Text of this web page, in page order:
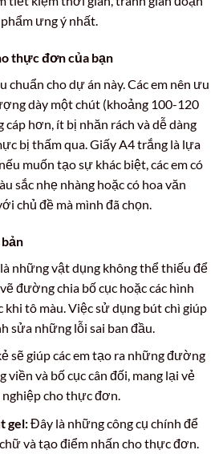
ưng ý nhất.
thực đơn của bạn
chuẩn cho dự án này. Các em nên ưu
dày một chút (khoảng 100-120
hơn, ít bị nhăn rách và dễ dàng
bị thấm qua. Giấy A4 trắng là lựa
muốn tạo sự khác biệt, các em có
sắc nhẹ nhàng hoặc có hoa văn
chủ đề mà mình đã chọn.
những vật dụng không thể thiếu để
đường chia bố cục hoặc các hình
tô màu. Việc sử dụng bút chì giúp
sửa những lỗi sai ban đầu.
sẽ giúp các em tạo ra những đường
viền và bố cục cân đối, mang lại vẻ
nghiệp cho thực đơn.
gel:Đây là những công cụ chính để
và tạo điểm nhấn cho thực đơn.